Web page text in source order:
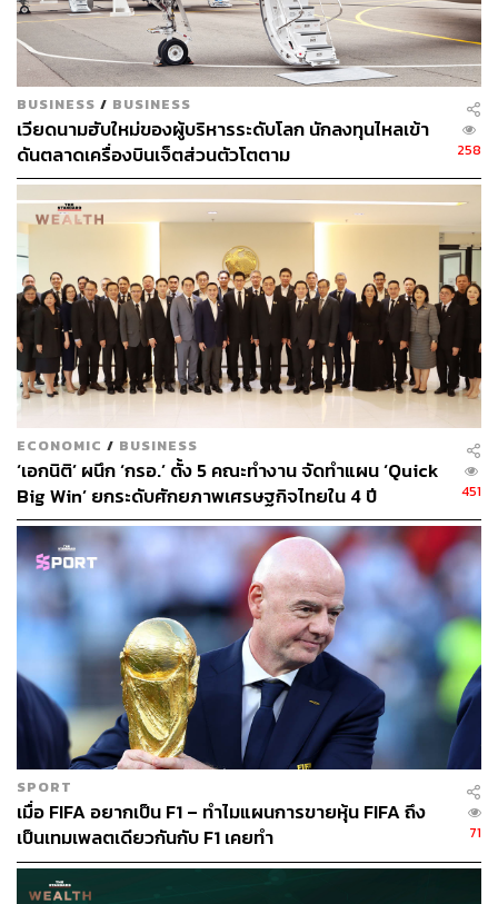
นอกจากนี้การลงทุนในกองรีทยังทำให้เรามีทางเลือกในการ
ลงทุน และสามารถกระจายการลงทุนในอสังหาริมทรัพย์ได้
หลากหลายประเภท ซึ่งถือเป็นการกระจายความเสี่ยงในการ
ลงทุนอีกด้วย
ข้อดีของการลงทุนในกองรีทนั้นคือเราไม่ต้องเข้ามาบริหาร
อสังหาริมทรัพย์ที่ลงทุนด้วยตัวเอง โดยที่เราจะมีผู้จัดการกอง
ทรัสต์ซึ่งเป็นผู้เชี่ยวชาญในการบริหารการลงทุนใน
อสังหาริมทรัพย์เป็นผู้รับผิดชอบในการบริหารจัดการตั้งแต่
การเลือกสรรอสังหาริมทรัพย์ที่มีคุณภาพและศักยภาพดี การ
ดำเนินการระดมทุนทั้งโดยการออกและเสนอขายหน่วย
ทรัสต์และการกู้เงิน แล้วนำเงินที่ระดมทุนได้ไปลงทุนใน
อสังหาริมทรัพย์ การจัดการให้มีการบำรุงซ่อมแซมและดูแล
ทรัพย์สินให้อยู่ในสภาพดี รวมถึงการนำทรัพย์สินที่ได้ลงทุนนี้
ไปจัดหาประโยชน์โดยการปล่อยเช่าให้แก่ผู้เช่าที่เหมาะสม
อย่างไรก็ตาม หลายคนอาจยังสงสัยว่าผู้จัดการกองทรัสต์จะ
บริหารจัดการโดยคำนึงถึงผลประโยชน์ของผู้ถือหน่วยทรัสต์
เป็นหลักหรือไม่ เราจะเชื่อถือผู้จัดการกองทรัสต์ได้อย่างไร
ทั้งนี้ ผู้จัดการกองทรัสต์เองจะต้องมีระบบการบริหารจัดการที่
เชื่อถือได้และต้องได้รับความเห็นชอบจากสำนักงาน ก.ล.ต.
ในขณะเดียวกันกองรีทจะมีทรัสตี (Trustee) ที่ได้รับความเห็น
ชอบจากสำนักงาน ก.ล.ต. เข้ามาทำหน้าที่เป็นผู้ตรวจสอบ
และกำกับดูแลการทำงานของผู้จัดการกองทรัสต์ ตลอดจน
ดูแลผลประโยชน์ของผู้ถือหน่วยทรัสต์ ทำให้นักลงทุน
สามารถมั่นใจและเชื่อมั่นในการบริหารจัดการของผู้จัดการ
กองทรัสต์ได้
โดยทั่วไป จากลักษณะการลงทุนและการจัดหาประโยชน์จาก
ทรัพย์สินที่เข้าลงทุนของกองรีท รายได้ของกองรีทจะค่อน
ข้างสม่ำเสมอ ซึ่งจะมาจากรายได้ค่าเช่าเป็นรายได้หลัก
โดยที่รายได้หลังจากหักค่าใช้จ่ายของกองรีทจะถูกนำมาจ่าย
เป็นประโยชน์ตอบแทนให้แก่นักลงทุนในรูปของปันผลอย่าง
BUSINESS / BUSINESS
เวียดนามฮับใหม่ของผู้บริหารระดับโลก นักลงทุนไหลเข้า
ดันตลาดเครื่องบินเจ็ตส่วนตัวโตตาม
258
ECONOMIC / BUSINESS
‘เอกนิติ’ ผนึก ‘กรอ.’ ตั้ง 5 คณะทำงาน จัดทำแผน ‘Quick
Big Win’ ยกระดับศักยภาพเศรษฐกิจไทยใน 4 ปี
451
SPORT
เมื่อ FIFA อยากเป็น F1 – ทำไมแผนการขายหุ้น FIFA ถึง
เป็นเทมเพลตเดียวกันกับ F1 เคยทำ
71